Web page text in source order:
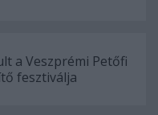
a Veszprémi Petőfi
fesztiválja